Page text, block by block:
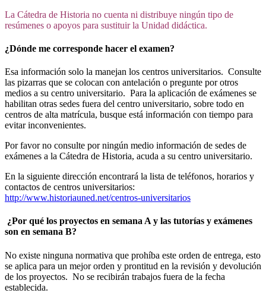
La Cátedra de Historia no cuenta ni distribuye ningún tipo de
resúmenes o apoyos para sustituir la Unidad didáctica.
¿Dónde me corresponde hacer el examen?
Esa información solo la manejan los centros universitarios. Consulte
las pizarras que se colocan con antelación o pregunte por otros
medios a su centro universitario. Para la aplicación de exámenes se
habilitan otras sedes fuera del centro universitario, sobre todo en
centros de alta matrícula, busque está información con tiempo para
evitar inconvenientes.
Por favor no consulte por ningún medio información de sedes de
exámenes a la Cátedra de Historia, acuda a su centro universitario.
En la siguiente dirección encontrará la lista de teléfonos, horarios y
contactos de centros universitarios:
http://www.historiauned.net/centros-universitarios
¿Por qué los proyectos en semana A y las tutorías y exámenes
son en semana B?
No existe ninguna normativa que prohíba este orden de entrega, esto
se aplica para un mejor orden y prontitud en la revisión y devolución
de los proyectos. No se recibirán trabajos fuera de la fecha
establecida.